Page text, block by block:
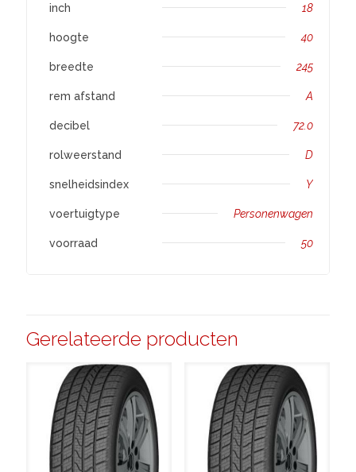
inch
18
hoogte 40
breedte 245
rem afstand A
decibel 72.0
rolweerstand D
snelheidsindex Y
voertuigtype Personenwagen
voorraad 50
Gerelateerde producten